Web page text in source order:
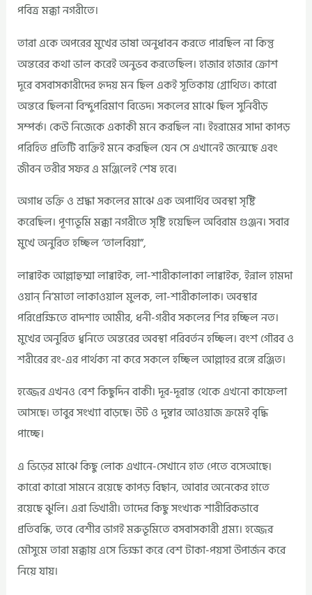
পবিত্র মক্কা নগরীতে।
তারা একে অপরের মুখের ভাষা অনুধাবন করতে পারছিল না কিন্তু
অন্তরের কথা ভাল করেই অনুভব করতেছিল। হাজার হাজার ক্রোশ
দূরে বসবাসকারীদের হৃদয় মন ছিল একই সূতিকায় গ্রোথিত। কারো
অন্তরে ছিলনা বিন্দুপরিমাণ বিভেদ। সকলের মাঝে ছিল সুনিবীড়
সম্পর্ক। কেউ নিজেকে একাকী মনে করছিল না। ইহরামের সাদা কাপড়
পরিহিত প্রতিটি ব্যক্তিই মনে করছিল যেন সে এখানেই জন্মেছে এবং
জীবন তরীর সফর এ মঞ্জিলেই শেষ হবে।
অগাধ ভক্তি ও শ্রদ্ধা সকলের মাঝে এক অপার্থিব অবস্থা সৃষ্টি
করেছিল। পূণ্যভূমি মক্কা নগরীতে সৃষ্টি হয়েছিল অবিরাম গুঞ্জন। সবার
মুখে অনুরিত হচ্ছিল ‘তালবিয়া”,
লাব্বাইক আল্লাহুম্মা লাব্বাইক, লা-শারীকালাকা লাব্বাইক, ইন্নাল হামদা
ওয়ান্ নি’মাতা লাকাওয়াল মুলক, লা-শারীকালাক। অবস্থার
পরিপ্রেক্ষিতে বাদশাহ আমীর, ধনী-গরীব সকলের শির হচ্ছিল নত।
মুখের অনুরিত ধ্বনিতে অন্তরের অবস্থা পরিবর্তন হচ্ছিল। বংশ গৌরব ও
শরীরের রং-এর পার্থক্য না করে সকলে হচ্ছিল আল্লাহর রঙ্গে রঞ্জিত।
হজ্জের এখনও বেশ কিছুদিন বাকী। দূর-দূরান্ত থেকে এখনো কাফেলা
আসছে। তাবুর সংখ্যা বাড়ছে। উট ও দুম্বার আওয়াজ ক্রমেই বৃদ্ধি
পাচ্ছে।
এ ভিড়ের মাঝে কিছু লোক এখানে-সেখানে হাত পেতে বসেআছে।
কারো কারো সামনে রয়েছে কাপড় বিছান, আবার অনেকের হাতে
রয়েছে ঝুলি। এরা ভিখারী। তাদের কিছু সংখ্যক শারীরিকভাবে
প্রতিবন্ধি, তবে বেশীর ভাগই মরুভূমিতে বসবাসকারী গ্রম্য। হজ্জের
মৌসুমে তারা মক্কায় এসে ভিক্ষা করে বেশ টাকা-পয়সা উপার্জন করে
নিয়ে যায়।